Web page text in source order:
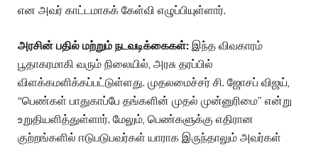
என அவர் காட்டமாகக் கேள்வி எழுப்பியுள்ளார்.
அரசின் பதில் மற்றும் நடவடிக்கைகள்: இந்த விவகாரம்
பூதாகரமாகி வரும் நிலையில், அரசு தரப்பில்
விளக்கமளிக்கப்பட்டுள்ளது. முதலமைச்சர் சி. ஜோசப் விஜய்,
“பெண்கள் பாதுகாப்பே தங்களின் முதல் முன்னுரிமை” என்று
உறுதியளித்துள்ளார். மேலும், பெண்களுக்கு எதிரான
குற்றங்களில் ஈடுபடுபவர்கள் யாராக இருந்தாலும் அவர்கள்